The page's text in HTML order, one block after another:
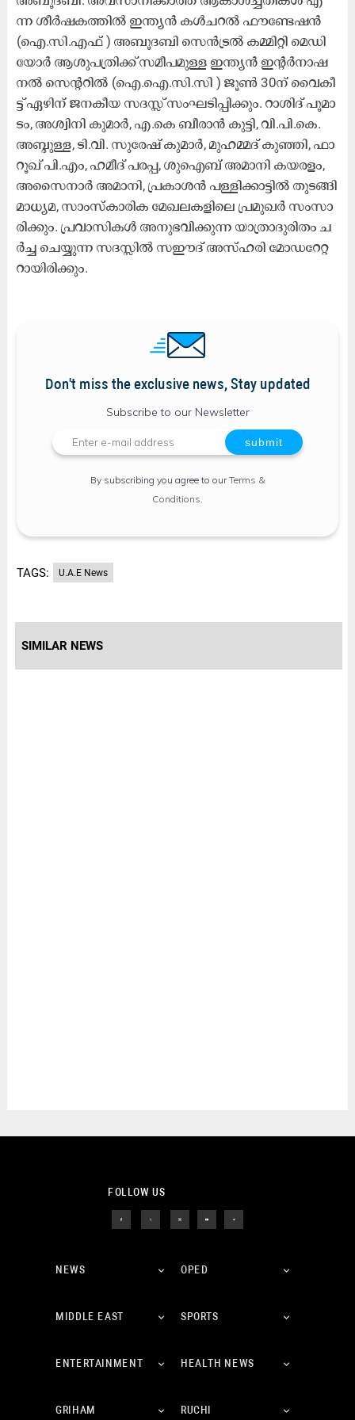
ന്ന ശീ​ര്‍ഷ​ക​ത്തി​ല്‍ ഇ​ന്ത്യ​ന്‍ ക​ള്‍ച​റ​ല്‍ ഫൗ​ണ്ടേ​ഷ​ന്‍
(ഐ.​സി.​എ​ഫ് ) അ​ബൂ​ദ​ബി സെ​ന്‍ട്ര​ല്‍ ക​മ്മി​റ്റി മെ​ഡി​
യോ​ര്‍ ആ​ശു​പ​ത്രി​ക്ക് സ​മീ​പ​മു​ള്ള ഇ​ന്ത്യ​ന്‍ ഇ​ന്‍റ​ര്‍നാ​ഷ​
ന​ല്‍ സെ​ന്‍റ​റി​ല്‍ (ഐ.​ഐ.​സി.​സി ) ജൂ​ണ്‍ 30ന് ​വൈ​കീ​
ട്ട് ഏ​ഴി​ന് ജ​ന​കീ​യ സ​ദ​സ്സ് സം​ഘ​ടി​പ്പി​ക്കും. റാ​ശി​ദ് പൂ​മാ​
ടം, അ​ശ്വി​നി കു​മാ​ര്‍, എ.​കെ ബീ​രാ​ന്‍ കു​ട്ടി, വി.​പി.​കെ.
അ​ബ്ദു​ള്ള, ടി.​വി. സു​രേ​ഷ് കു​മാ​ര്‍, മു​ഹ​മ്മ​ദ് കു​ഞ്ഞി, ഫാ​
റൂ​ഖ് പി.​എം, ഹ​മീ​ദ് പ​ര​പ്പ, ശു​ഐ​ബ് അ​മാ​നി ക​യ​ര​ളം,
അ​സൈ​നാ​ര്‍ അ​മാ​നി, പ്ര​കാ​ശ​ന്‍ പ​ള്ളി​ക്കാ​ട്ടി​ല്‍ തു​ട​ങ്ങി
മാ​ധ്യ​മ, സാം​സ്കാ​രി​ക മേ​ഖ​ല​ക​ളി​ലെ പ്ര​മു​ഖ​ർ സം​സാ​
രി​ക്കും. പ്ര​വാ​സി​ക​ള്‍ അ​നു​ഭ​വി​ക്കു​ന്ന യാ​ത്രാ​ദു​രി​തം ച​
ര്‍ച്ച ചെ​യ്യു​ന്ന സ​ദ​സ്സി​ല്‍ സ​ഈ​ദ് അ​സ്ഹ​രി മോ​ഡ​റേ​റ്റ​
റാ​യി​രി​ക്കും.
Don't miss the exclusive news, Stay updated
Subscribe to our Newsletter
By subscribing you agree to ourTerms &
Conditions
TAGS: U.A.E News
SIMILAR NEWS
FOLLOW US
NEWS OPED
MIDDLE EAST SPORTS
ENTERTAINMENT HEALTH NEWS
GRIHAM RUCHI